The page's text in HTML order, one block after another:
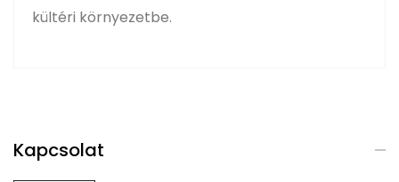
kültéri környezetbe.
Kapcsolat